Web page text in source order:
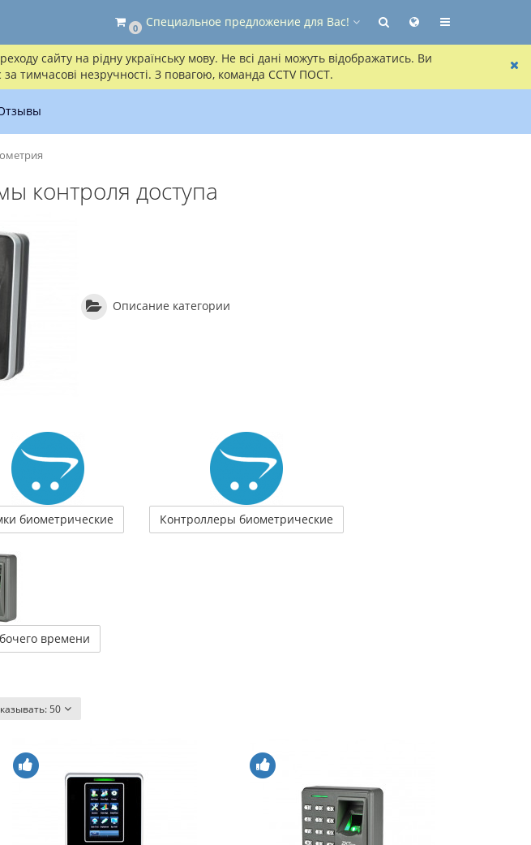
сайту на рідну українську мову. Не всі дані можуть відображатись. Ви
тимчасові незручності. З повагою, команда CCTV ПОСТ.
0 Специальное предложение для Вас!
контроля доступа
Описание категории
биометрические Контроллеры биометрические
времени
50